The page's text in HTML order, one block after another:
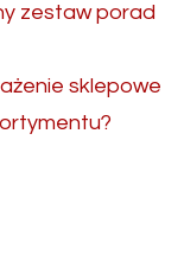
zestaw porad
sklepowe